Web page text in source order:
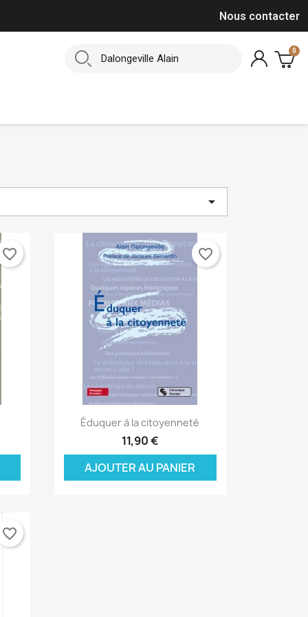
Nous contacter

favorite_border
Aperçu rapide
Éduquer à la citoyenneté
11,90 €
AJOUTER AU PANIER
favorite_border
favorite_border